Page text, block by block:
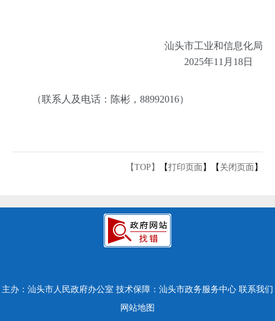
汕头市工业和信息化局
2025年11月18日
（联系人及电话：陈彬，88992016）
【TOP】 【打印页面 】【 关闭页面 】
主办：汕头市人民政府办公室 技术保障：汕头市政务服务中心 联系我们
网站地图